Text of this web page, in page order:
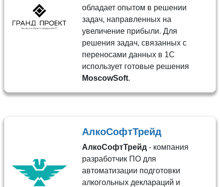
обладает опытом в решении
задач, направленных на
увеличение прибыли. Для
решения задач, связанных с
переносами данных в 1С
использует готовые решения
MoscowSoft.
АлкоСофтТрейд
АлкоСофтТрейд - компания
разработчик ПО для
автоматизации подготовки
алкогольных деклараций и